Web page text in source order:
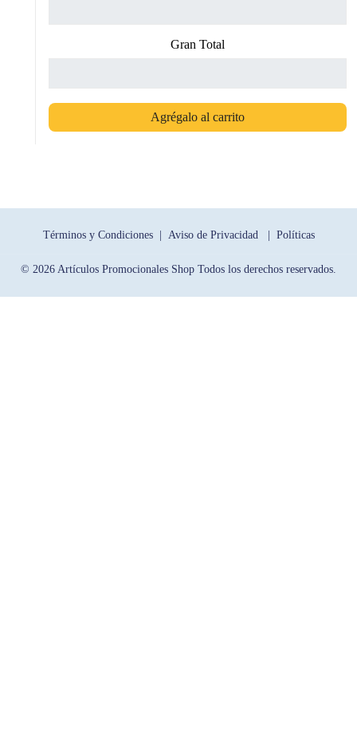
Gran Total
Agrégalo al carrito
Términos y Condiciones | Aviso de Privacidad | Políticas
© 2026 Artículos Promocionales Shop Todos los derechos reservados.